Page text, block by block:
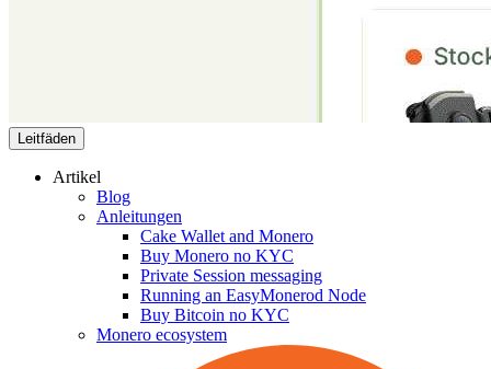
Leitfäden
Artikel
Blog
Anleitungen
Cake Wallet and Monero
Buy Monero no KYC
Private Session messaging
Running an EasyMonerod Node
Buy Bitcoin no KYC
Monero ecosystem